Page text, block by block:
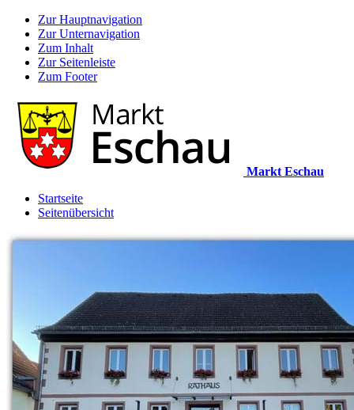
Zur Hauptnavigation
Zur Unternavigation
Zum Inhalt
Zur Seitenleiste
Zum Footer
Markt Eschau
Startseite
Seitenübersicht